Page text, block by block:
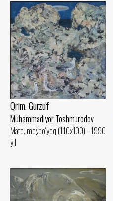
Qrim. Gurzuf
Muhammadiyor Toshmurodov
Mato, moybo‘yoq (110x100) - 1990
yil